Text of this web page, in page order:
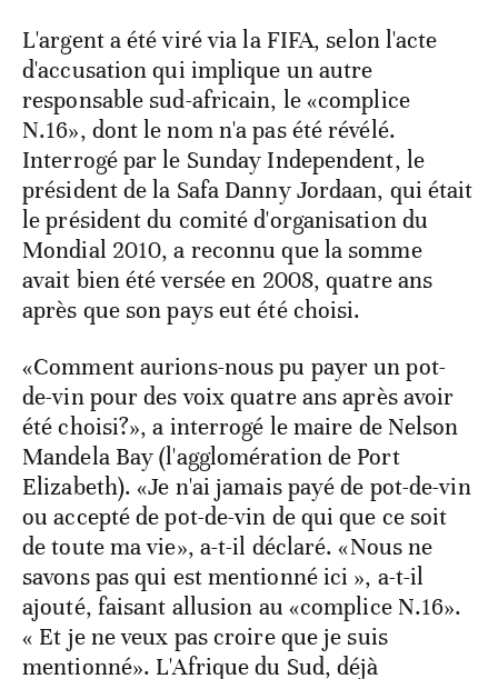
L'argent a été viré via la FIFA, selon l'acte
d'accusation qui implique un autre
responsable sud-africain, le «complice
N.16», dont le nom n'a pas été révélé.
Interrogé par le Sunday Independent, le
président de la Safa Danny Jordaan, qui était
le président du comité d'organisation du
Mondial 2010, a reconnu que la somme
avait bien été versée en 2008, quatre ans
après que son pays eut été choisi.
«Comment aurions-nous pu payer un pot-
de-vin pour des voix quatre ans après avoir
été choisi?», a interrogé le maire de Nelson
Mandela Bay (l'agglomération de Port
Elizabeth). «Je n'ai jamais payé de pot-de-vin
ou accepté de pot-de-vin de qui que ce soit
de toute ma vie», a-t-il déclaré. «Nous ne
savons pas qui est mentionné ici », a-t-il
ajouté, faisant allusion au «complice N.16».
« Et je ne veux pas croire que je suis
mentionné». L'Afrique du Sud, déjà